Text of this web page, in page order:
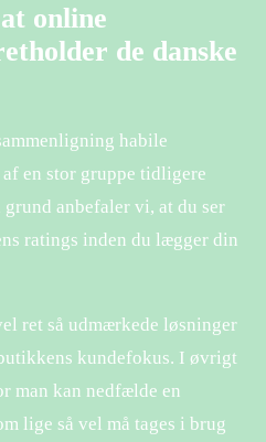
online
de danske
habile
en stor gruppe tidligere
anbefaler vi, at du ser
ratings inden du lægger din
ret så udmærkede løsninger
kundefokus. I øvrigt
man kan nedfælde en
lige så vel må tages i brug